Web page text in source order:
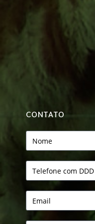
CONTATO